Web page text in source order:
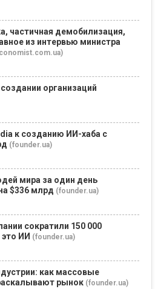
частичная демобилизация,
из интервью министра
организаций
к созданию ИИ-хаба с
(founder.ua)
мира за один день
$336 млрд (founder.ua)
сократили 150 000
ИИ (founder.ua)
как массовые
рынок (founder.ua)